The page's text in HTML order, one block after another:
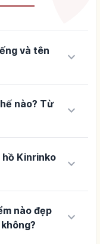
và tên
keyboard_arrow_down
nào? Từ
keyboard_arrow_down
Kinrinko
keyboard_arrow_down
nào đẹp
keyboard_arrow_down